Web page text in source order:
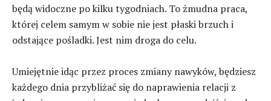
będą widoczne po kilku tygodniach. To żmudna praca,
której celem samym w sobie nie jest płaski brzuch i
odstające pośladki. Jest nim droga do celu.
Umiejętnie idąc przez proces zmiany nawyków, będziesz
każdego dnia przybliżać się do naprawienia relacji z